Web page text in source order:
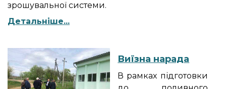
зрошувальної системи.
Детальніше...
Виїзна нарада
В рамках підготовки